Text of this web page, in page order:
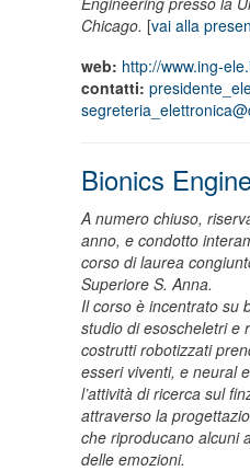
Chicago. [vai alla
web: http://www.ing-
contatti:
Bionics
A numero chiuso,
anno, e condotto
corso di laurea
Superiore S. Anna.
Il corso è incentrato su
studio di esoscheletri e
costrutti robotizzati
esseri viventi, e neural
l’attività di ricerca sul
attraverso la
che riproducano alcuni
delle emozioni.